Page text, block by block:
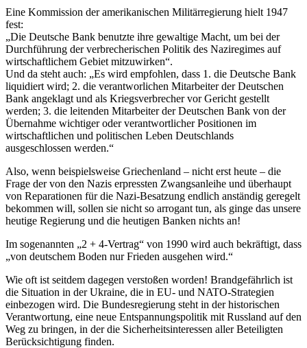
Eine Kommission der amerikanischen Militärregierung hielt 1947
fest:
„Die Deutsche Bank benutzte ihre gewaltige Macht, um bei der
Durchführung der verbrecherischen Politik des Naziregimes auf
wirtschaftlichem Gebiet mitzuwirken“.
Und da steht auch: „Es wird empfohlen, dass 1. die Deutsche Bank
liquidiert wird; 2. die verantworlichen Mitarbeiter der Deutschen
Bank angeklagt und als Kriegsverbrecher vor Gericht gestellt
werden; 3. die leitenden Mitarbeiter der Deutschen Bank von der
Übernahme wichtiger oder verantwortlicher Positionen im
wirtschaftlichen und politischen Leben Deutschlands
ausgeschlossen werden.“
Also, wenn beispielsweise Griechenland – nicht erst heute – die
Frage der von den Nazis erpressten Zwangsanleihe und überhaupt
von Reparationen für die Nazi-Besatzung endlich anständig geregelt
bekommen will, sollen sie nicht so arrogant tun, als ginge das unsere
heutige Regierung und die heutigen Banken nichts an!
Im sogenannten „2 + 4-Vertrag“ von 1990 wird auch bekräftigt, dass
„von deutschem Boden nur Frieden ausgehen wird.“
Wie oft ist seitdem dagegen verstoßen worden! Brandgefährlich ist
die Situation in der Ukraine, die in EU- und NATO-Strategien
einbezogen wird. Die Bundesregierung steht in der historischen
Verantwortung, eine neue Entspannungspolitik mit Russland auf den
Weg zu bringen, in der die Sicherheitsinteressen aller Beteiligten
Berücksichtigung finden.